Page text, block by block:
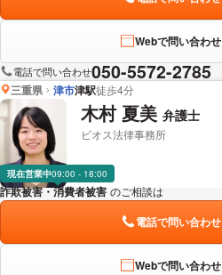
Webで問い合わせ
電話で問い合わせ050-5572-2785
三重県 津市津駅徒歩4分
木村 夏美 弁護士
ビオス法律事務所
現在営業中09:00 - 18:00
詐欺被害・消費者被害 のご相談は
電話で問い合わせ
Webで問い合わせ